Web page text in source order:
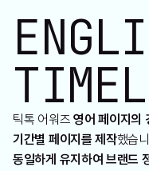
틱톡 어워즈영어 페이지의
기간별 페이지를 제작했습
동일하게 유지하여 브랜드